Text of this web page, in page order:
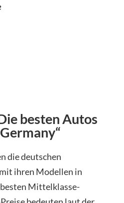
besten Autos
die deutschen
ihren Modellen in
Mittelklasse-